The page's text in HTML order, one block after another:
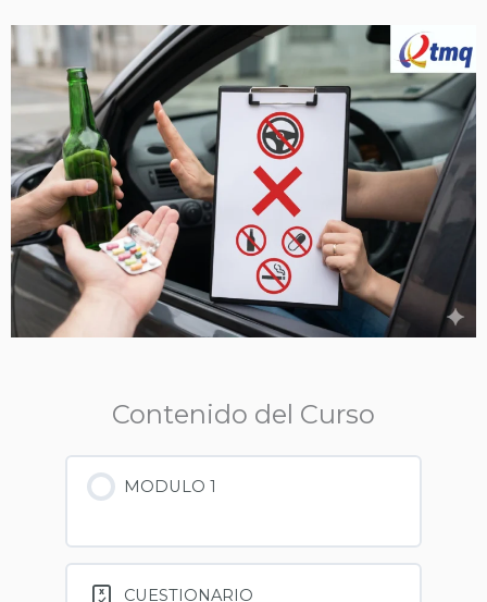
Contenido del Curso
MODULO 1
CUESTIONARIO